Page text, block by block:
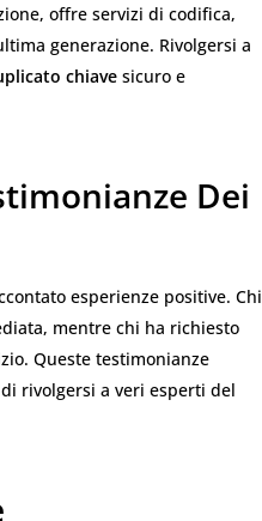
offre servizi di codifica,
generazione. Rivolgersi a
chiave sicuro e
Dei
esperienze positive. Chi
mentre chi ha richiesto
Queste testimonianze
rivolgersi a veri esperti del